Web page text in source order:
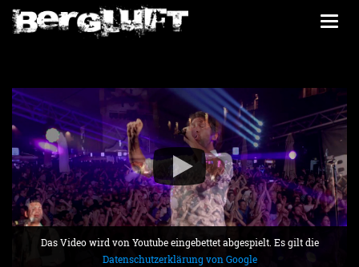
Das Video wird von Youtube eingebettet abgespielt. Es gilt die
Datenschutzerklärung von Google